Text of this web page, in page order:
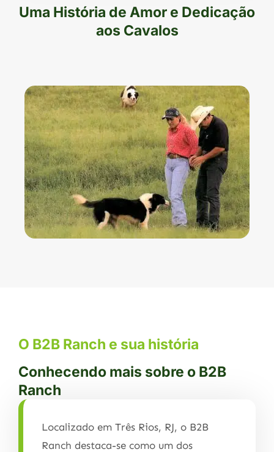
Uma História de Amor e Dedicação
aos Cavalos
O B2B Ranch e sua história
Conhecendo mais sobre o B2B
Ranch
Localizado em Três Rios, RJ, o B2B
Ranch destaca-se como um dos